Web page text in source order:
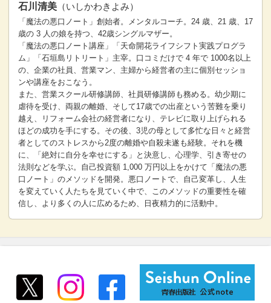
石川清美 （いしかわきよみ）
「魔法の悪口ノート」創始者。メンタルコーチ。24 歳、21 歳、17
歳の 3 人の娘を持つ、42歳シングルマザー。
「魔法の悪口ノート講座」「天命開花ライフシフト実践プログラ
ム」「石垣島リトリート」主宰。口コミだけで 4 年で 1000名以上
の、企業の社員、営業マン、主婦から経営者の主に個別セッショ
ンや講座をおこなう。
また、営業スクール研修講師、社員研修講師も務める。幼少期に
虐待を受け、両親の離婚、そして17歳での出産という苦難を乗り
越え、リフォーム会社の経営者になり、テレビに取り上げられる
ほどの成功を手にする。その後、3児の母として多忙な日々と経営
者としてのストレスから2度の離婚や自殺未遂も経験。それを機
に、「絶対に自分を幸せにする」と決意し、心理学、引き寄せの
法則などを学ぶ。自己投資額 1,000 万円以上をかけて「魔法の悪
口ノート」のメソッドを開発。悪口ノートで、自己変革し、人生
を変えていく人たちを見ていく中で、このメソッドの重要性を確
信し、より多くの人に広めるため、日夜精力的に活動中。